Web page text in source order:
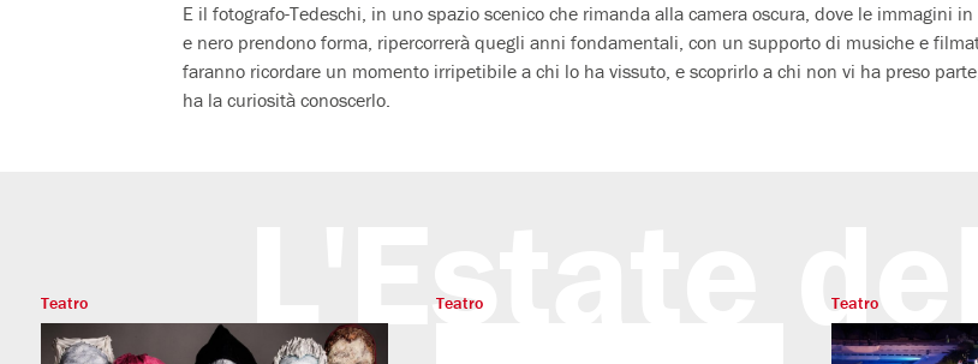
E il fotografo-Tedeschi, in uno spazio scenico che rimanda alla camera oscura, dove le immagini
e nero prendono forma, ripercorrerà quegli anni fondamentali, con un supporto di musiche e
faranno ricordare un momento irripetibile a chi lo ha vissuto, e scoprirlo a chi non vi ha preso
ha la curiosità conoscerlo.
L'Estate
Teatro Teatro Teatro